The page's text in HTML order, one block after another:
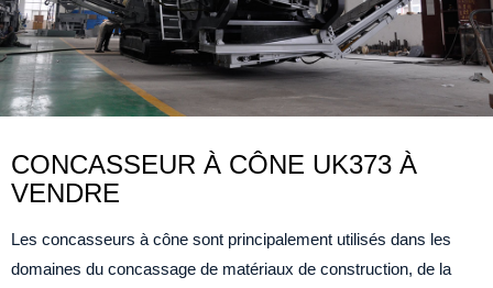
CONCASSEUR À CÔNE UK373 À
VENDRE
Les concasseurs à cône sont principalement utilisés dans les
domaines du concassage de matériaux de construction, de la